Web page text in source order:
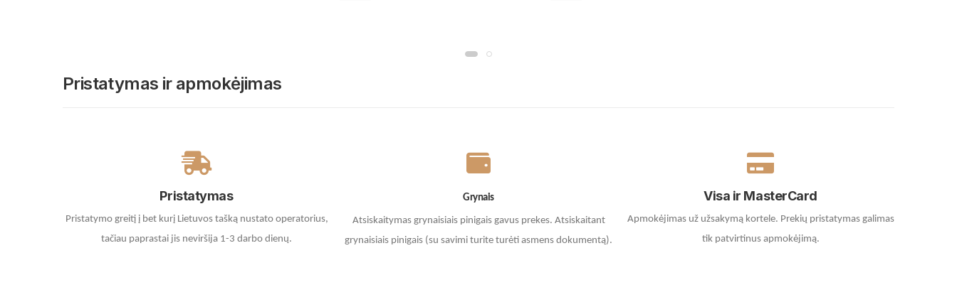
Pristatymas ir apmokėjimas
Pristatymas
Pristatymo greitį į bet kurį Lietuvos tašką nustato operatorius,
tačiau paprastai jis neviršija 1-3 darbo dienų.
Grynais
Atsiskaitymas grynaisiais pinigais gavus prekes. Atsiskaitant
grynaisiais pinigais (su savimi turite turėti asmens dokumentą).
Visa ir MasterCard
Apmokėjimas už užsakymą kortele. Prekių pristatymas galimas
tik patvirtinus apmokėjimą.